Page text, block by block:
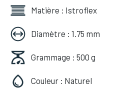
Matière : Istroflex
Diamètre : 1.75 mm
Grammage : 500 g
Couleur : Naturel